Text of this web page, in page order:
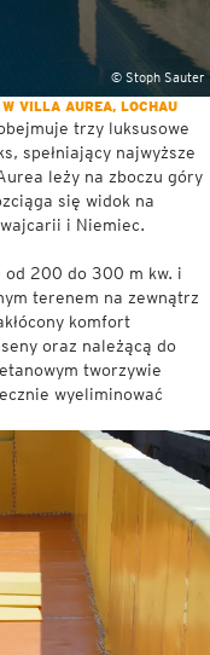
© Stoph Sauter
W VILLA AUREA, LOCHAU
trzy luksusowe
spełniający najwyższe
leży na zboczu góry
się widok na
i Niemiec.
od 200 do 300 m kw. i
terenem na zewnątrz
komfort
oraz należącą do
tworzywie
wyeliminować